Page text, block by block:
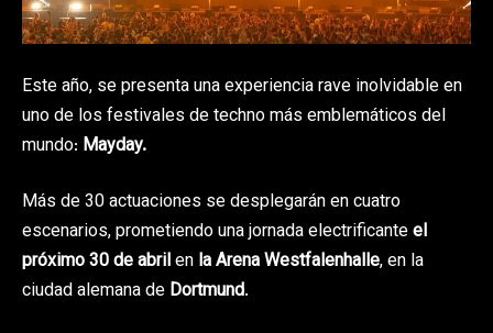
Este año, se presenta una experiencia rave inolvidable en
uno de los festivales de techno más emblemáticos del
mundo: Mayday.
Más de 30 actuaciones se desplegarán en cuatro
escenarios, prometiendo una jornada electrificanteel
próximo 30 de abrilen la Arena Westfalenhalle, en la
ciudad alemana de Dortmund.